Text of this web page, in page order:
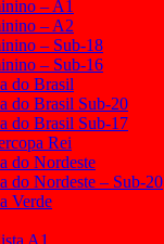
– A1
– A2
– Sub-18
– Sub-16
do Brasil
do Brasil Sub-20
do Brasil Sub-17
Rei
do Nordeste
do Nordeste – Sub-20
Verde
A1